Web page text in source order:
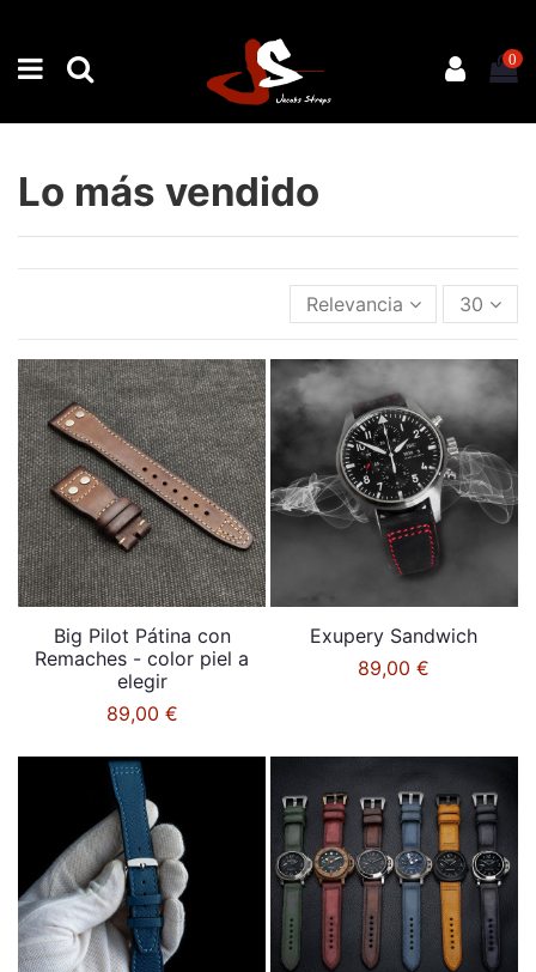
0
Lo más vendido
Relevancia 30
Big Pilot Pátina con
Remaches - color piel a
elegir
89,00 €
Exupery Sandwich
89,00 €